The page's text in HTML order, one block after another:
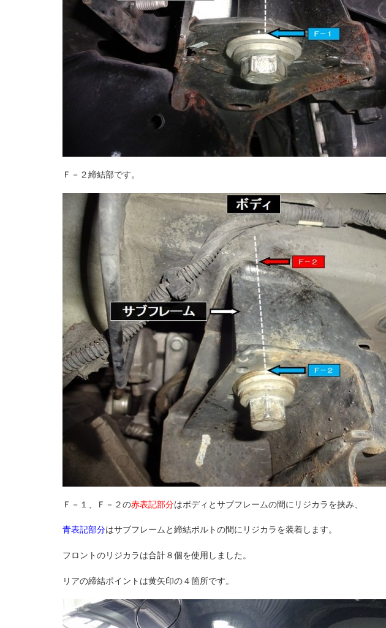
Ｆ－２締結部です。
Ｆ－１、Ｆ－２の赤表記部分はボディとサブフレームの間にリジカラを挟み、
青表記部分はサブフレームと締結ボルトの間にリジカラを装着します。
フロントのリジカラは合計８個を使用しました。
リアの締結ポイントは黄矢印の４箇所です。